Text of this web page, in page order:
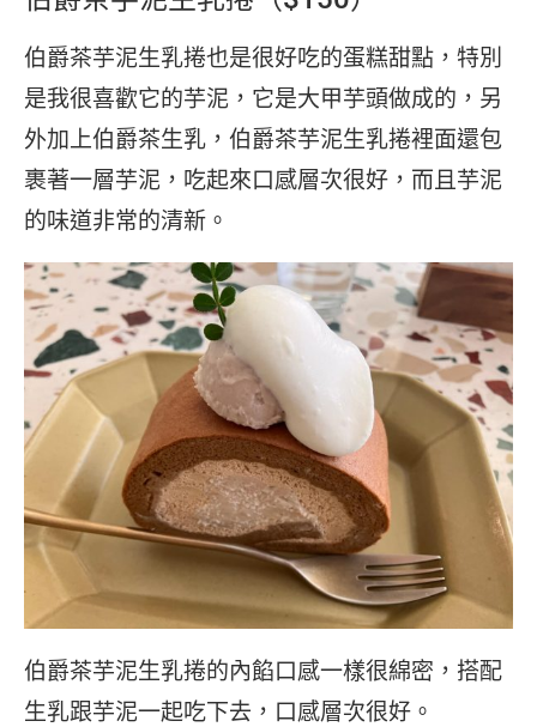
伯爵茶芋泥生乳捲也是很好吃的蛋糕甜點，特別
是我很喜歡它的芋泥，它是大甲芋頭做成的，另
外加上伯爵茶生乳，伯爵茶芋泥生乳捲裡面還包
裹著一層芋泥，吃起來口感層次很好，而且芋泥
的味道非常的清新。
伯爵茶芋泥生乳捲的內餡口感一樣很綿密，搭配
生乳跟芋泥一起吃下去，口感層次很好。